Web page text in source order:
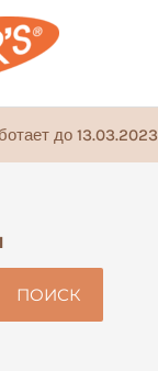
до 13.03.2023
ПОИСК